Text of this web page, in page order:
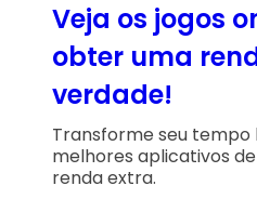
Veja os jogos
obter uma
verdade!
Transforme seu tempo
melhores aplicativos
renda extra.